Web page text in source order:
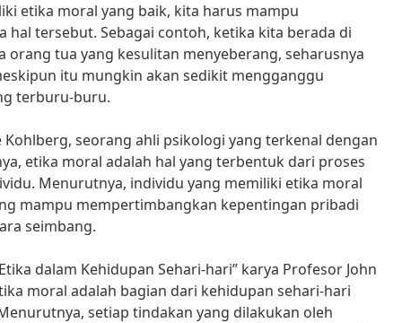
etika moral yang baik, kita harus mampu
hal tersebut. Sebagai contoh, ketika kita berada di
orang tua yang kesulitan menyeberang, seharusnya
itu mungkin akan sedikit mengganggu
terburu-buru.
seorang ahli psikologi yang terkenal dengan
etika moral adalah hal yang terbentuk dari proses
Menurutnya, individu yang memiliki etika moral
mampu mempertimbangkan kepentingan pribadi
seimbang.
dalam Kehidupan Sehari-hari” karya Profesor John
moral adalah bagian dari kehidupan sehari-hari
setiap tindakan yang dilakukan oleh